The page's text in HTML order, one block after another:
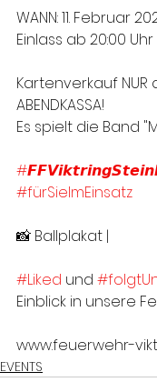
WANN: 11. Februar
Einlass ab 20:00 Uhr
Kartenverkauf NUR
ABENDKASSA!
Es spielt die Band
#fürSieImEinsatz
📸 Ballplakat |
#Liked und
Einblick in unsere
www.feuerwehr-
EVENTS